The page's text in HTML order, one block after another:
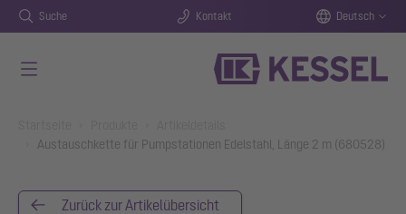
Suche Kontakt Deutsch
Austauschkette für Pumpstationen Edelstahl, Länge 2 m (680528)
Zurück zur Artikelübersicht